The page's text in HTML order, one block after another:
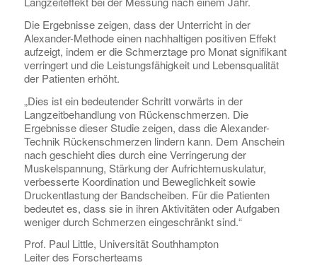
Die Ergebnisse zeigen, dass der Unterricht in der
Alexander-Methode einen nachhaltigen positiven Effekt
aufzeigt, indem er die Schmerztage pro Monat signifikant
verringert und die Leistungsfähigkeit und Lebensqualität
der Patienten erhöht.
„Dies ist ein bedeutender Schritt vorwärts in der
Langzeitbehandlung von Rückenschmerzen. Die
Ergebnisse dieser Studie zeigen, dass die Alexander-
Technik Rückenschmerzen lindern kann. Dem Anschein
nach geschieht dies durch eine Verringerung der
Muskelspannung, Stärkung der Aufrichtemuskulatur,
verbesserte Koordination und Beweglichkeit sowie
Druckentlastung der Bandscheiben. Für die Patienten
bedeutet es, dass sie in ihren Aktivitäten oder Aufgaben
weniger durch Schmerzen eingeschränkt sind.“
Prof. Paul Little, Universität Southhampton
Leiter des Forscherteams